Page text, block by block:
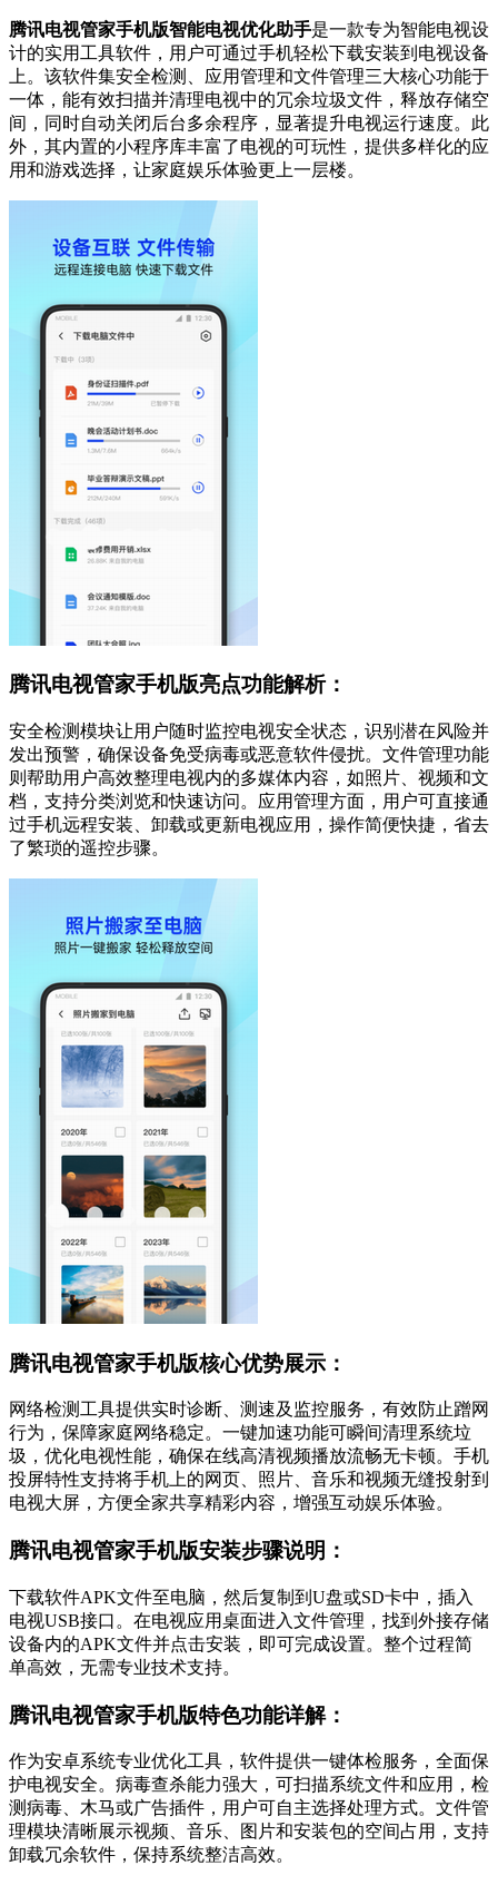
腾讯电视管家手机版智能电视优化助手是一款专为智能电视设
计的实用工具软件，用户可通过手机轻松下载安装到电视设备
上。该软件集安全检测、应用管理和文件管理三大核心功能于
一体，能有效扫描并清理电视中的冗余垃圾文件，释放存储空
间，同时自动关闭后台多余程序，显著提升电视运行速度。此
外，其内置的小程序库丰富了电视的可玩性，提供多样化的应
用和游戏选择，让家庭娱乐体验更上一层楼。
腾讯电视管家手机版亮点功能解析：
安全检测模块让用户随时监控电视安全状态，识别潜在风险并
发出预警，确保设备免受病毒或恶意软件侵扰。文件管理功能
则帮助用户高效整理电视内的多媒体内容，如照片、视频和文
档，支持分类浏览和快速访问。应用管理方面，用户可直接通
过手机远程安装、卸载或更新电视应用，操作简便快捷，省去
了繁琐的遥控步骤。
腾讯电视管家手机版核心优势展示：
网络检测工具提供实时诊断、测速及监控服务，有效防止蹭网
行为，保障家庭网络稳定。一键加速功能可瞬间清理系统垃
圾，优化电视性能，确保在线高清视频播放流畅无卡顿。手机
投屏特性支持将手机上的网页、照片、音乐和视频无缝投射到
电视大屏，方便全家共享精彩内容，增强互动娱乐体验。
腾讯电视管家手机版安装步骤说明：
下载软件APK文件至电脑，然后复制到U盘或SD卡中，插入
电视USB接口。在电视应用桌面进入文件管理，找到外接存储
设备内的APK文件并点击安装，即可完成设置。整个过程简
单高效，无需专业技术支持。
腾讯电视管家手机版特色功能详解：
作为安卓系统专业优化工具，软件提供一键体检服务，全面保
护电视安全。病毒查杀能力强大，可扫描系统文件和应用，检
测病毒、木马或广告插件，用户可自主选择处理方式。文件管
理模块清晰展示视频、音乐、图片和安装包的空间占用，支持
卸载冗余软件，保持系统整洁高效。